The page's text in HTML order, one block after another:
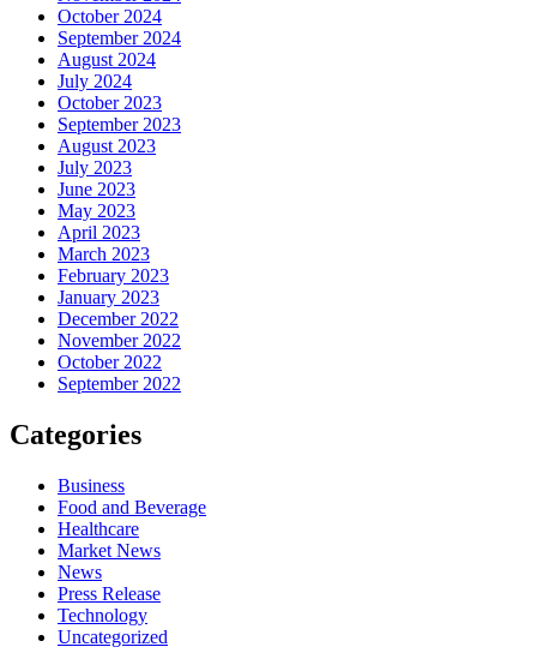
October 2024
September 2024
August 2024
July 2024
October 2023
September 2023
August 2023
July 2023
June 2023
May 2023
April 2023
March 2023
February 2023
January 2023
December 2022
November 2022
October 2022
September 2022
Categories
Business
Food and Beverage
Healthcare
Market News
News
Press Release
Technology
Uncategorized